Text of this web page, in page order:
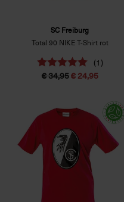
SC Freiburg
Total 90 NIKE T-Shirt rot
(1)
€ 34,95€ 24,95